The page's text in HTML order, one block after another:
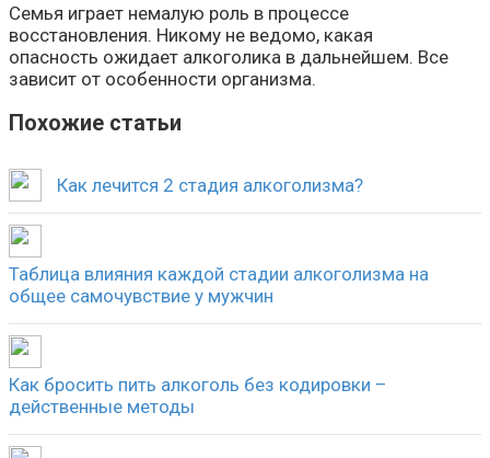
Семья играет немалую роль в процессе
восстановления. Никому не ведомо, какая
опасность ожидает алкоголика в дальнейшем. Все
зависит от особенности организма.
Похожие статьи
Как лечится 2 стадия алкоголизма?
Таблица влияния каждой стадии алкоголизма на
общее самочувствие у мужчин
Как бросить пить алкоголь без кодировки –
действенные методы